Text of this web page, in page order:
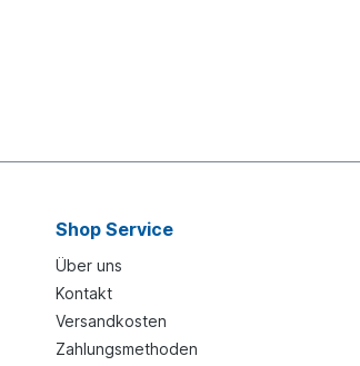
Shop Service
Über uns
Kontakt
Versandkosten
Zahlungsmethoden